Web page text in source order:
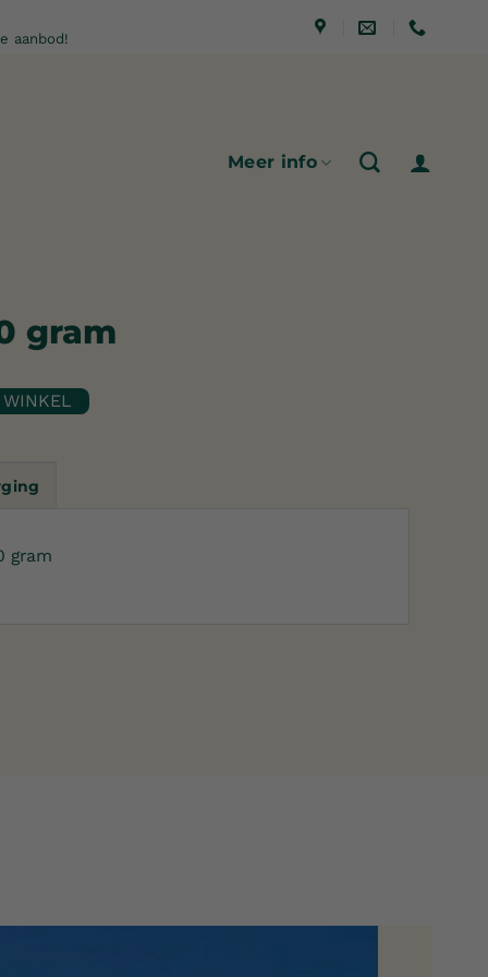
aanbod!
Meer info
gram
gram